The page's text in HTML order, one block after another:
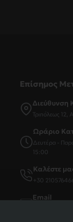
Επίσημος
Διεύθυνση
Τριπόλεως
Ωράριο
Δευτέρα -
15:00
Καλέστε
+30
Email